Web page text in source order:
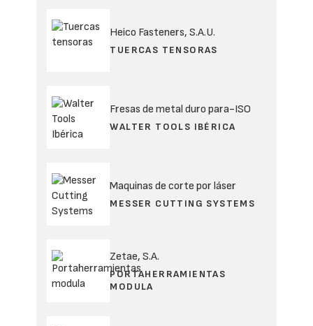
Heico Fasteners, S.A.U.
TUERCAS TENSORAS
Fresas de metal duro para-ISO
WALTER TOOLS IBÉRICA
Maquinas de corte por láser
MESSER CUTTING SYSTEMS
Zetae, S.A.
PORTAHERRAMIENTAS
MODULA